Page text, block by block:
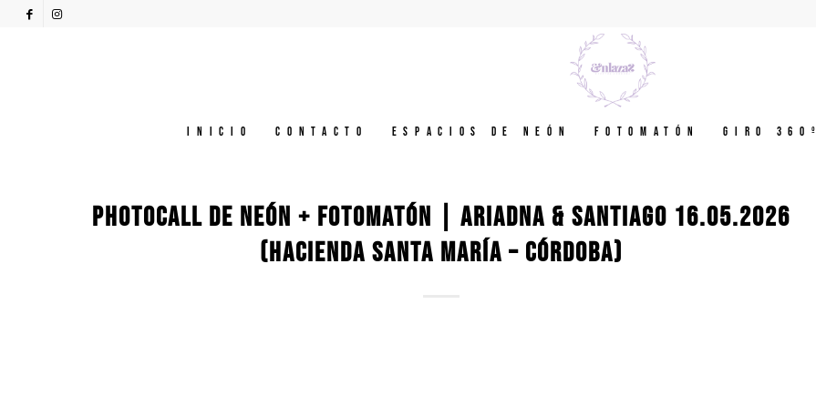
Inicio Contacto Espacios de neón Fotomatón GIRO 360º
PHOTOCALL DE NEÓN + FOTOMATÓN | ARIADNA & SANTIAGO 16.05.2026
(HACIENDA SANTA MARÍA – CÓRDOBA)